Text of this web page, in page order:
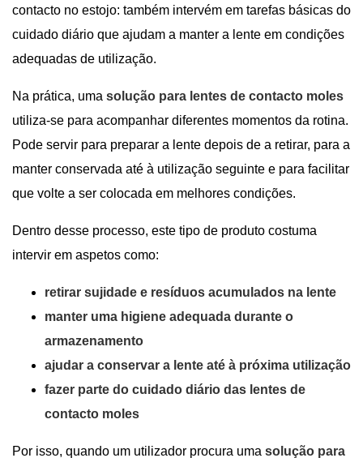
contacto no estojo: também intervém em tarefas básicas do
cuidado diário que ajudam a manter a lente em condições
adequadas de utilização.
Na prática, uma solução para lentes de contacto moles
utiliza-se para acompanhar diferentes momentos da rotina.
Pode servir para preparar a lente depois de a retirar, para a
manter conservada até à utilização seguinte e para facilitar
que volte a ser colocada em melhores condições.
Dentro desse processo, este tipo de produto costuma
intervir em aspetos como:
retirar sujidade e resíduos acumulados na lente
manter uma higiene adequada durante o
armazenamento
ajudar a conservar a lente até à próxima utilização
fazer parte do cuidado diário das lentes de
contacto moles
Por isso, quando um utilizador procura uma solução para